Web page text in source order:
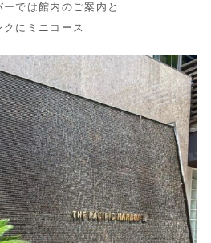
では館内のご案内と
にミニコース